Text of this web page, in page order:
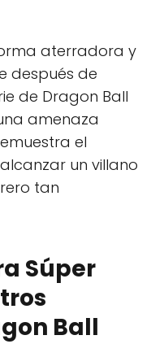
aterradora y
después de
de Dragon Ball
amenaza
el
un villano
tan
Súper
Ball